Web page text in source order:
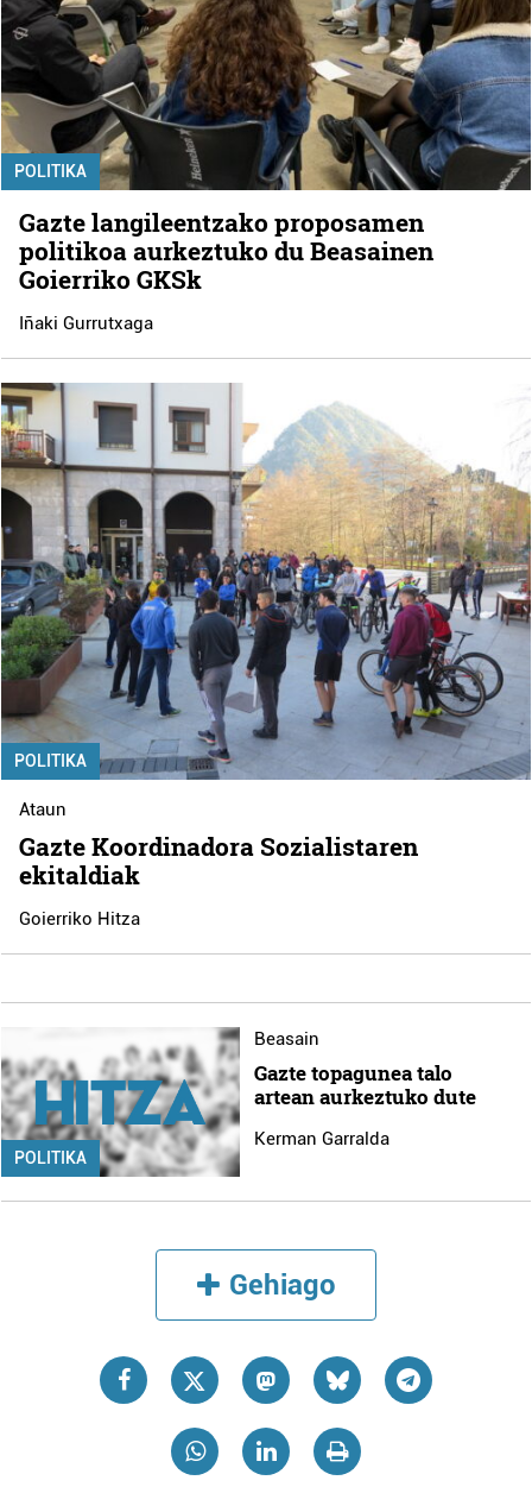
POLITIKA
Gazte langileentzako proposamen
politikoa aurkeztuko du Beasainen
Goierriko GKSk
Iñaki Gurrutxaga
POLITIKA
Ataun
Gazte Koordinadora Sozialistaren
ekitaldiak
Goierriko Hitza
POLITIKA
Beasain
Gazte topagunea talo
artean aurkeztuko dute
Kerman Garralda
Gehiago